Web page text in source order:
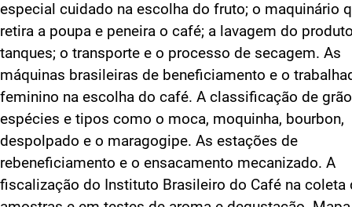
especial cuidado na escolha do fruto; o maquinário
retira a poupa e peneira o café; a lavagem do
tanques; o transporte e o processo de secagem. As
máquinas brasileiras de beneficiamento e o
feminino na escolha do café. A classificação de
espécies e tipos como o moca, moquinha, bourbon,
despolpado e o maragogipe. As estações de
rebeneficiamento e o ensacamento mecanizado. A
fiscalização do Instituto Brasileiro do Café na coleta